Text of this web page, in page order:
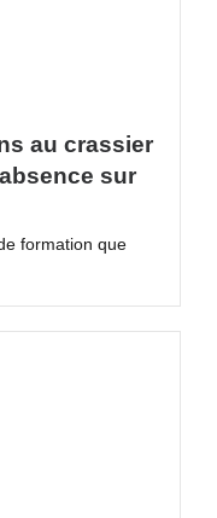
au crassier
sur
formation que